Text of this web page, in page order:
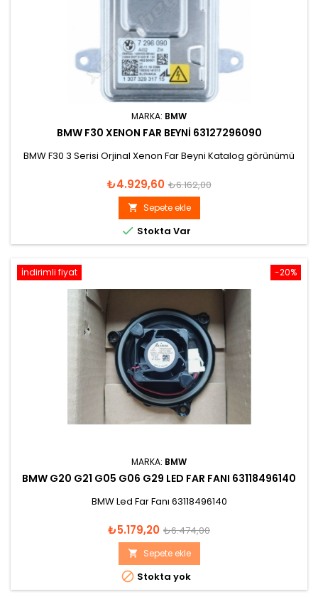
MARKA: BMW
BMW F30 XENON FAR BEYNI 63127296090
BMW F30 3 Serisi Orjinal Xenon Far Beyni Katalog görünümü
Fiyat
₺4.929,60 Normal
fiyat
₺6.162,00
 Sepete ekle
 Stokta Var
-20%
İndirimli fiyat
MARKA: BMW
BMW G20 G21 G05 G06 G29 LED FAR FANI 63118496140
BMW Led Far Fanı 63118496140
Fiyat
₺5.179,20 Normal
fiyat
₺6.474,00
 Sepete ekle
 Stokta yok